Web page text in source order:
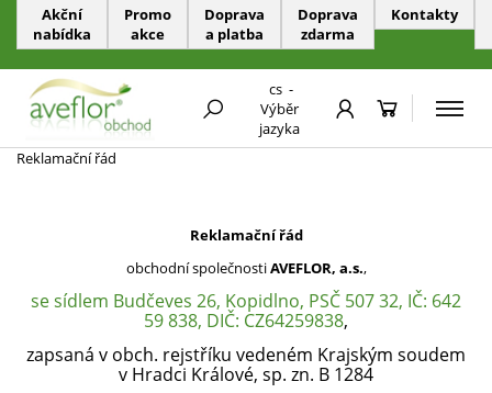
Akční
nabídka
Promo
akce
Doprava
a platba
Doprava
zdarma
Kontakty
cs -
Výběr
jazyka
REKLAMAČNÍ ŘÁD
Reklamační řád
Reklamační řád
obchodní společnostiAVEFLOR, a.s.,
se sídlem Budčeves 26, Kopidlno, PSČ 507 32, IČ: 642
59 838, DIČ: CZ64259838,
zapsaná v obch. rejstříku vedeném Krajským soudem
v Hradci Králové, sp. zn. B 1284